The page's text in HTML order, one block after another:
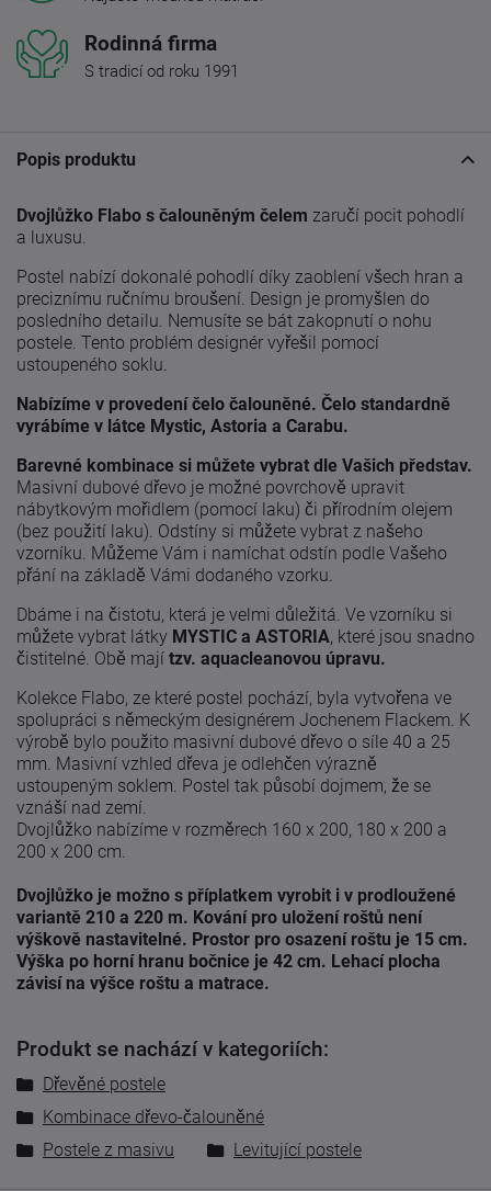
Rodinná firma
S tradicí od roku 1991
Popis produktu
Dvojlůžko Flabo s čalouněným čelem zaručí pocit pohodlí
a luxusu.
Postel nabízí dokonalé pohodlí díky zaoblení všech hran a
preciznímu ručnímu broušení. Design je promyšlen do
posledního detailu. Nemusíte se bát zakopnutí o nohu
postele. Tento problém designér vyřešil pomocí
ustoupeného soklu.
Nabízíme v provedení čelo čalouněné. Čelo standardně
vyrábíme v látce Mystic, Astoria a Carabu.
Barevné kombinace si můžete vybrat dle Vašich představ.
Masivní dubové dřevo je možné povrchově upravit
nábytkovým mořidlem (pomocí laku) či přírodním olejem
(bez použití laku). Odstíny si můžete vybrat z našeho
vzorníku. Můžeme Vám i namíchat odstín podle Vašeho
přání na základě Vámi dodaného vzorku.
Dbáme i na čistotu, která je velmi důležitá. Ve vzorníku si
můžete vybrat látky MYSTIC a ASTORIA, které jsou snadno
čistitelné. Obě mají tzv. aquacleanovou úpravu.
Kolekce Flabo, ze které postel pochází, byla vytvořena ve
spolupráci s německým designérem Jochenem Flackem. K
výrobě bylo použito masivní dubové dřevo o síle 40 a 25
mm. Masivní vzhled dřeva je odlehčen výrazně
ustoupeným soklem. Postel tak působí dojmem, že se
vznáší nad zemí.
Dvojlůžko nabízíme v rozměrech 160 x 200, 180 x 200 a
200 x 200 cm.
Dvojlůžko je možno s příplatkem vyrobit i v prodloužené
variantě 210 a 220 m. Kování pro uložení roštů není
výškově nastavitelné. Prostor pro osazení roštu je 15 cm.
Výška po horní hranu bočnice je 42 cm. Lehací plocha
závisí na výšce roštu a matrace.
Produkt se nachází v kategoriích:
Dřevěné postele
Kombinace dřevo-čalouněné
Postele z masivu
Levitující postele